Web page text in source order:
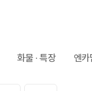
화물 · 특장 엔